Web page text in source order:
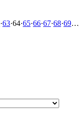
·63·64·65·66·67·68·69…